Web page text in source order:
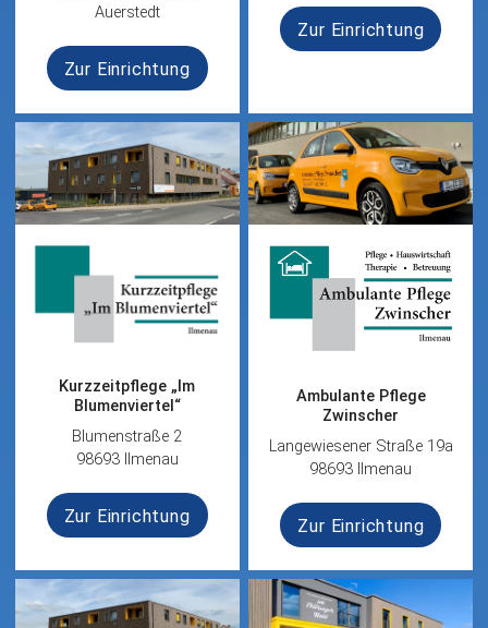
Auerstedt
Zur Einrichtung
Zur Einrichtung
Kurzzeitpflege „Im
Blumenviertel“
Blumenstraße 2
98693 Ilmenau
Zur Einrichtung
Ambulante Pflege
Zwinscher
Langewiesener Straße 19a
98693 Ilmenau
Zur Einrichtung